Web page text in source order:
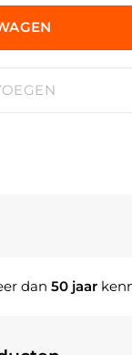
dan 50 jaar